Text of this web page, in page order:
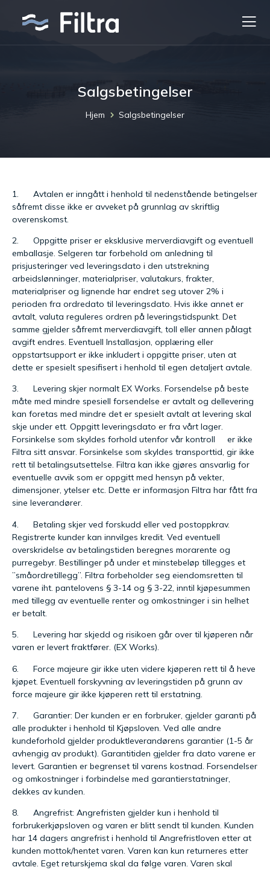
Salgsbetingelser
Hjem Salgsbetingelser
1. Avtalen er inngått i henhold til nedenstående betingelser
såfremt disse ikke er avveket på grunnlag av skriftlig
overenskomst.
2. Oppgitte priser er eksklusive merverdiavgift og eventuell
emballasje. Selgeren tar forbehold om anledning til
prisjusteringer ved leveringsdato i den utstrekning
arbeidslønninger, materialpriser, valutakurs, frakter,
materialpriser og lignende har endret seg utover 2% i
perioden fra ordredato til leveringsdato. Hvis ikke annet er
avtalt, valuta reguleres ordren på leveringstidspunkt. Det
samme gjelder såfremt merverdiavgift, toll eller annen pålagt
avgift endres. Eventuell Installasjon, opplæring eller
oppstartsupport er ikke inkludert i oppgitte priser, uten at
dette er spesielt spesifisert i henhold til egen detaljert avtale.
3. Levering skjer normalt EX Works. Forsendelse på beste
måte med mindre spesiell forsendelse er avtalt og dellevering
kan foretas med mindre det er spesielt avtalt at levering skal
skje under ett. Oppgitt leveringsdato er fra vårt lager.
Forsinkelse som skyldes forhold utenfor vår kontroll er ikke
Filtra sitt ansvar. Forsinkelse som skyldes transporttid, gir ikke
rett til betalingsutsettelse. Filtra kan ikke gjøres ansvarlig for
eventuelle avvik som er oppgitt med hensyn på vekter,
dimensjoner, ytelser etc. Dette er informasjon Filtra har fått fra
sine leverandører.
4. Betaling skjer ved forskudd eller ved postoppkrav.
Registrerte kunder kan innvilges kredit. Ved eventuell
overskridelse av betalingstiden beregnes morarente og
purregebyr. Bestillinger på under et minstebeløp tillegges et
”småordretillegg”. Filtra forbeholder seg eiendomsretten til
varene iht. pantelovens § 3-14 og § 3-22, inntil kjøpesummen
med tillegg av eventuelle renter og omkostninger i sin helhet
er betalt.
5. Levering har skjedd og risikoen går over til kjøperen når
varen er levert fraktfører. (EX Works).
6. Force majeure gir ikke uten videre kjøperen rett til å heve
kjøpet. Eventuell forskyvning av leveringstiden på grunn av
force majeure gir ikke kjøperen rett til erstatning.
7. Garantier: Der kunden er en forbruker, gjelder garanti på
alle produkter i henhold til Kjøpsloven. Ved alle andre
kundeforhold gjelder produktleverandørens garantier (1-5 år
avhengig av produkt). Garantitiden gjelder fra dato varene er
levert. Garantien er begrenset til varens kostnad. Forsendelser
og omkostninger i forbindelse med garantierstatninger,
dekkes av kunden.
8. Angrefrist: Angrefristen gjelder kun i henhold til
forbrukerkjøpsloven og varen er blitt sendt til kunden. Kunden
har 14 dagers angrefrist i henhold til Angrefristloven etter at
kunden mottok/hentet varen. Varen kan kun returneres etter
avtale. Eget returskjema skal da følge varen. Varen skal